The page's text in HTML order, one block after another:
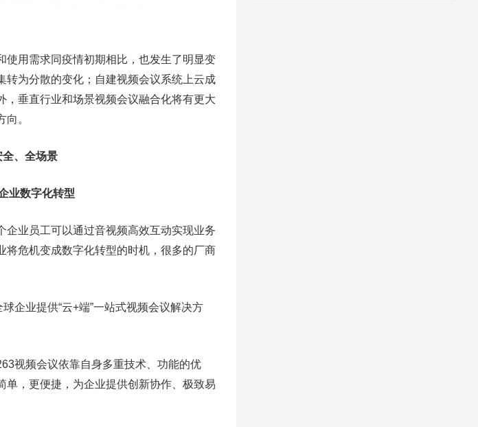
用需求同疫情初期相比，也发生了明显变
转为分散的变化；自建视频会议系统上云成
垂直行业和场景视频会议融合化将有更大
。
全、全场景
业数字化转型
业员工可以通过音视频高效互动实现业务
将危机变成数字化转型的时机，很多的厂商
业提供“云+端”一站式视频会议解决方
视频会议依靠自身多重技术、功能的优
，更便捷，为企业提供创新协作、极致易